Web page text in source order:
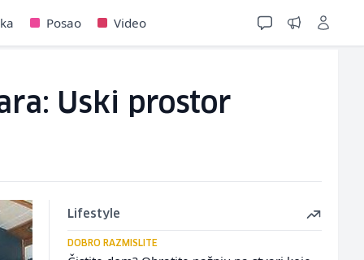
Posao Video
Uski prostor
Lifestyle
DOBRO RAZMISLITE